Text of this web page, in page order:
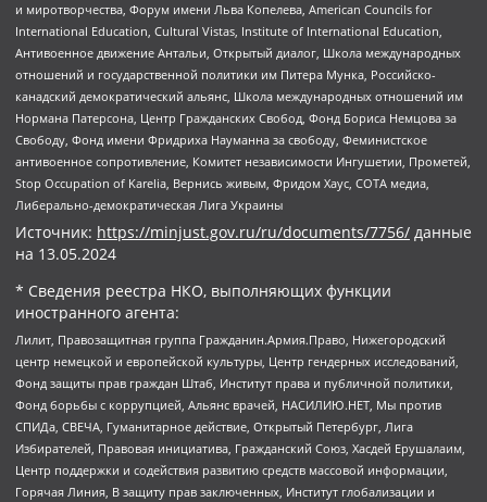
и миротворчества, Форум имени Льва Копелева, American Councils for
International Education, Cultural Vistas, Institute of International Education,
Антивоенное движение Антальи, Открытый диалог, Школа международных
отношений и государственной политики им Питера Мунка, Российско-
канадский демократический альянс, Школа международных отношений им
Нормана Патерсона, Центр Гражданских Свобод, Фонд Бориса Немцова за
Свободу, Фонд имени Фридриха Науманна за свободу, Феминистское
антивоенное сопротивление, Комитет независимости Ингушетии, Прометей,
Stop Occupation of Karelia, Вернись живым, Фридом Хаус, СОТА медиа,
Либерально-демократическая Лига Украины
Источник: https://minjust.gov.ru/ru/documents/7756/ данные
на 13.05.2024
* Сведения реестра НКО, выполняющих функции
иностранного агента:
Лилит, Правозащитная группа Гражданин.Армия.Право, Нижегородский
центр немецкой и европейской культуры, Центр гендерных исследований,
Фонд защиты прав граждан Штаб, Институт права и публичной политики,
Фонд борьбы с коррупцией, Альянс врачей, НАСИЛИЮ.НЕТ, Мы против
СПИДа, СВЕЧА, Гуманитарное действие, Открытый Петербург, Лига
Избирателей, Правовая инициатива, Гражданский Союз, Хасдей Ерушалаим,
Центр поддержки и содействия развитию средств массовой информации,
Горячая Линия, В защиту прав заключенных, Институт глобализации и